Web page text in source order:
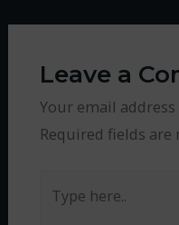
Leave a
Your email
Required fields are